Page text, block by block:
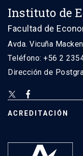
Instituto de
Facultad de
Avda. Vicuña
Teléfono: +56 2
Dirección de
ACREDITACIÓN